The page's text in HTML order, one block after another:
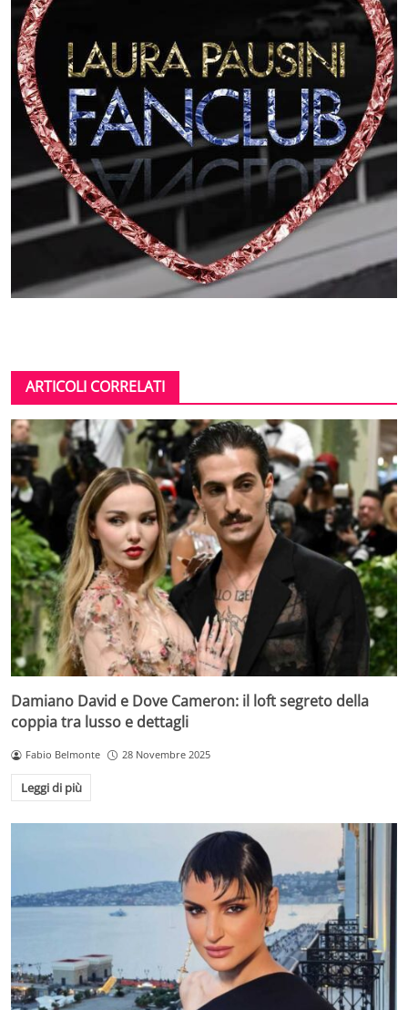
ARTICOLI CORRELATI
Damiano David e Dove Cameron: il loft segreto della
coppia tra lusso e dettagli
Fabio Belmonte 28 Novembre 2025
Leggi di più